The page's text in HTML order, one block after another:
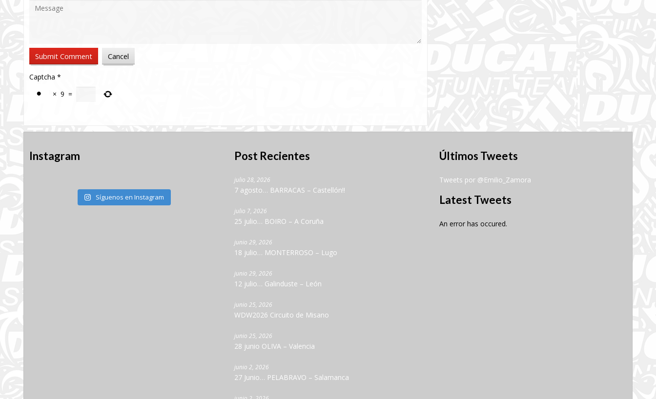
Captcha *
× 9 =
Instagram
Síguenos en Instagram
Post Recientes
julio 28, 2026
7 agosto… BARRACAS – Castellón!!
julio 7, 2026
25 julio… BOIRO – A Coruña
junio 29, 2026
18 julio… MONTERROSO – Lugo
junio 29, 2026
12 julio… Galinduste – León
junio 25, 2026
WDW2026 Circuito de Misano
junio 25, 2026
28 junio OLIVA – Valencia
junio 2, 2026
27 Junio… PELABRAVO – Salamanca
Últimos Tweets
Tweets por @Emilio_Zamora
Latest Tweets
An error has occured.